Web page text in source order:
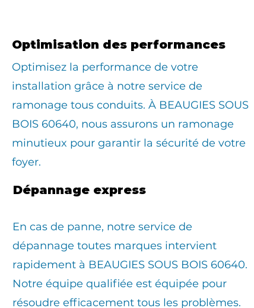
Optimisation des performances
Optimisez la performance de votre
installation grâce à notre service de
ramonage tous conduits. À BEAUGIES SOUS
BOIS 60640, nous assurons un ramonage
minutieux pour garantir la sécurité de votre
foyer.
Dépannage express
En cas de panne, notre service de
dépannage toutes marques intervient
rapidement à BEAUGIES SOUS BOIS 60640.
Notre équipe qualifiée est équipée pour
résoudre efficacement tous les problèmes.